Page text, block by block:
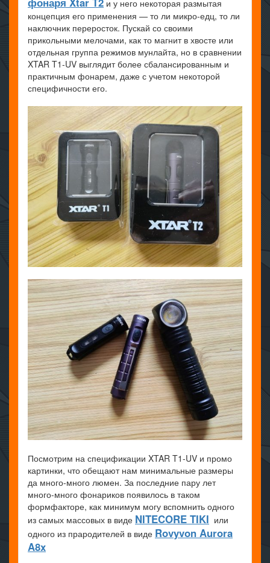
и у него некоторая размытая
концепция его применения — то ли микро-едц, то ли
наключник переросток. Пускай со своими
прикольными мелочами, как то магнит в хвосте или
отдельная группа режимов мунлайта, но в сравнении
XTAR T1-UV выглядит более сбалансированным и
практичным фонарем, даже с учетом некоторой
специфичности его.
Посмотрим на спецификации XTAR T1-UV и промо
картинки, что обещают нам минимальные размеры
да много-много люмен. За последние пару лет
много-много фонариков появилось в таком
формфакторе, как минимум могу вспомнить одного
из самых массовых в виде NITECORE TIKI или
одного из прародителей в виде Rovyvon Aurora
A8x